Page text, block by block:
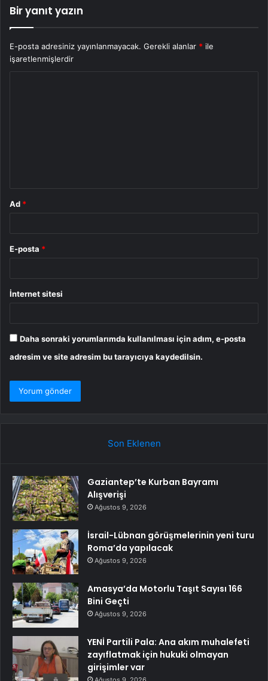
Bir yanıt yazın
E-posta adresiniz yayınlanmayacak. Gerekli alanlar * ile
işaretlenmişlerdir
Ad *
E-posta *
İnternet sitesi
Daha sonraki yorumlarımda kullanılması için adım, e-posta
adresim ve site adresim bu tarayıcıya kaydedilsin.
Son Eklenen
Gaziantep’te Kurban Bayramı
Alışverişi
Ağustos 9, 2026
İsrail-Lübnan görüşmelerinin yeni turu
Roma’da yapılacak
Ağustos 9, 2026
Amasya’da Motorlu Taşıt Sayısı 166
Bini Geçti
Ağustos 9, 2026
YENİ Partili Pala: Ana akım muhalefeti
zayıflatmak için hukuki olmayan
girişimler var